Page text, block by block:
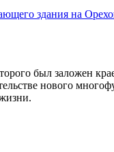
здания на
был заложен
нового